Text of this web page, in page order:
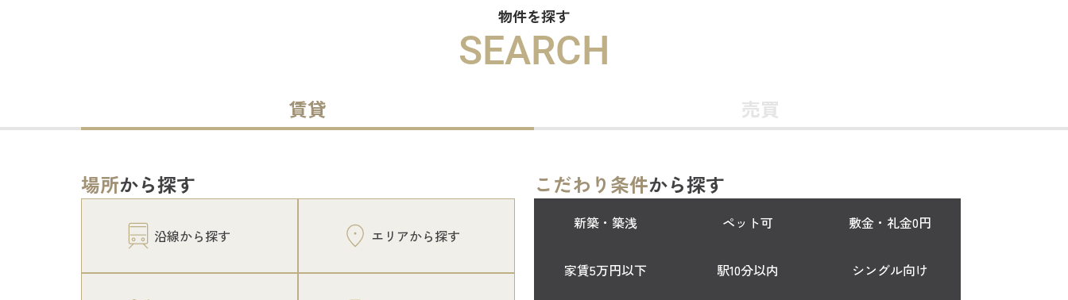
物件を探す
SEARCH
賃貸 売買
場所から探す
沿線から探す エリアから探す
こだわり条件から探す
新築・築浅 ペット可 敷金・礼金0円
家賃5万円以下 駅10分以内 シングル向け